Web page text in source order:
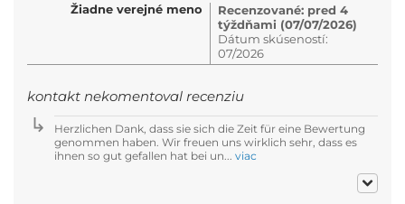
Žiadne verejné meno
Recenzované: pred 4
týždňami (07/07/2026)
Dátum skúseností:
07/2026
kontakt nekomentoval recenziu
Herzlichen Dank, dass sie sich die Zeit für eine Bewertung
genommen haben. Wir freuen uns wirklich sehr, dass es
ihnen so gut gefallen hat bei un... viac